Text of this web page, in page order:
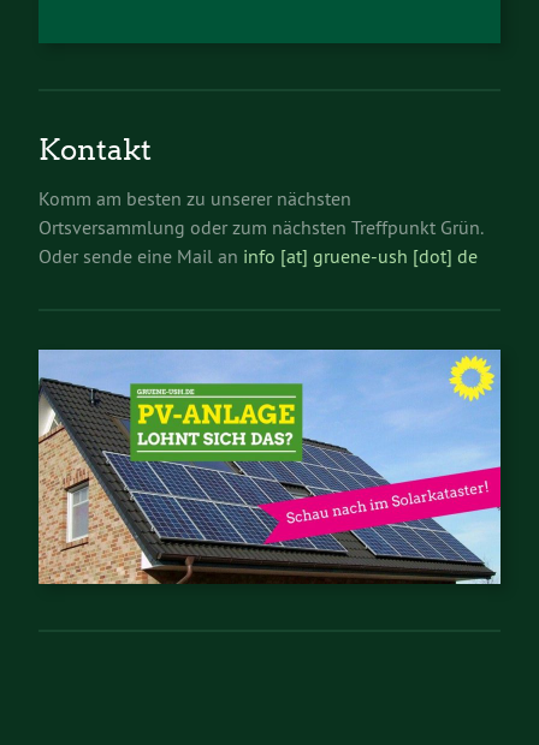
Kontakt
Komm am besten zu unserer nächsten
Ortsversammlung oder zum nächsten Treffpunkt Grün.
Oder sende eine Mail an info [at] gruene-ush [dot] de